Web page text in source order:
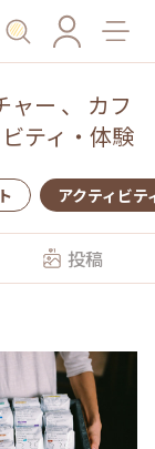
ャー 、 カフ
ティ・体験
アクティビテ
投稿